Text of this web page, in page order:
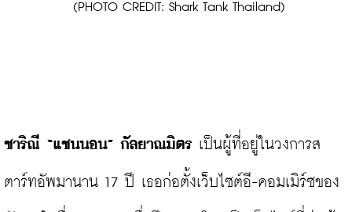
(PHOTO CREDIT: Shark Tank Thailand)
ชาริณี “แชนนอน” กัลยาณมิตร เป็นผู้ที่อยู่ในวงการส
ตาร์ทอัพมานาน 17 ปี เธอก่อตั้งเว็บไซต์อี-คอมเมิร์ซของ